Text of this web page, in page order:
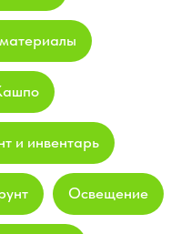
и инвентарь
Освещение